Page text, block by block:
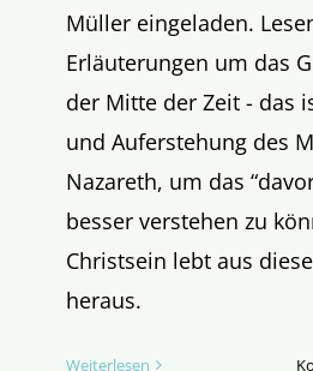
Müller eingeladen.
Erläuterungen um das
der Mitte der Zeit - das
und Auferstehung des
Nazareth, um das
besser verstehen zu
Christsein lebt aus
heraus.
Weiterlesen